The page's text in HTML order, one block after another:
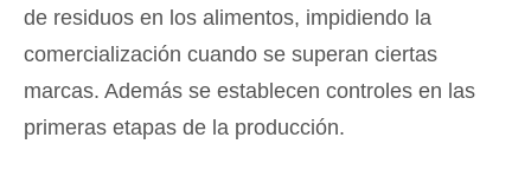
de residuos en los alimentos, impidiendo la
comercialización cuando se superan ciertas
marcas. Además se establecen controles en las
primeras etapas de la producción.